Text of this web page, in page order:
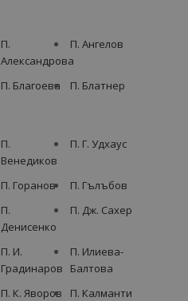
П.
Александрова
П. Ангелов
П. Благоева П. Блатнер
П.
Венедиков
П. Г. Удхаус
П. Горанов
П. Гълъбов
П.
Денисенко
П. Дж. Сахер
П. И.
Градинаров
П. Илиева-
Балтова
П. К. Яворов П. Калманти